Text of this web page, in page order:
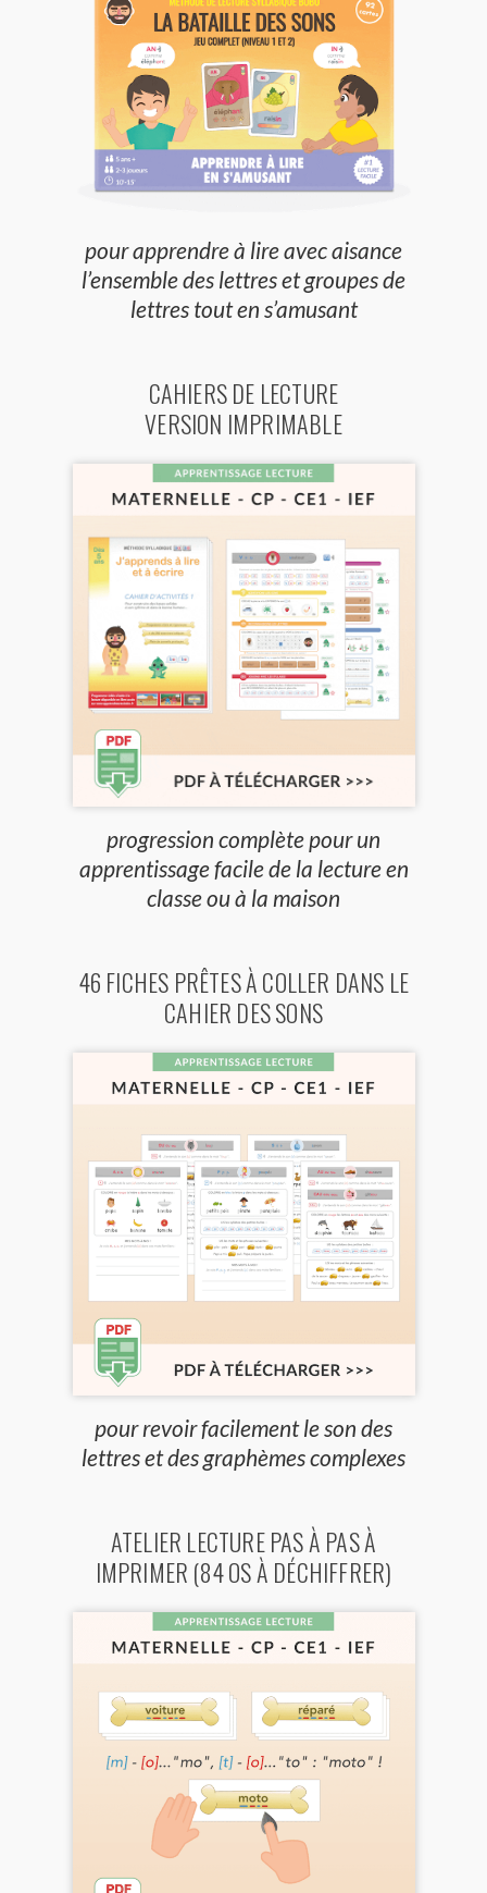
pour apprendre à lire avec aisance
l’ensemble des lettres et groupes de
lettres tout en s’amusant
CAHIERS DE LECTURE
VERSION IMPRIMABLE
progression complète pour un
apprentissage facile de la lecture en
classe ou à la maison
46 FICHES PRÊTES À COLLER DANS LE
CAHIER DES SONS
pour revoir facilement le son des
lettres et des graphèmes complexes
ATELIER LECTURE PAS À PAS À
IMPRIMER (84 OS À DÉCHIFFRER)